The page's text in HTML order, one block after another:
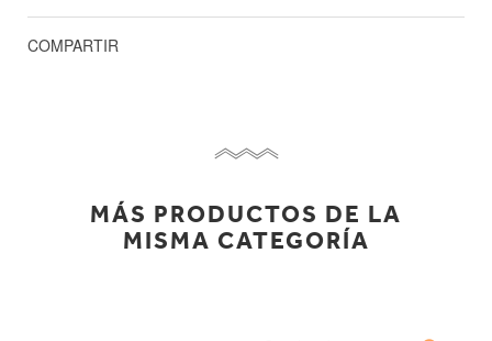
COMPARTIR
MÁS PRODUCTOS DE LA
MISMA CATEGORÍA